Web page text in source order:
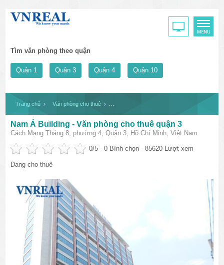
Tìm văn phòng theo quận
Quận 1 Quận 3 Quận 4 Quận 10
Trang chủ Văn phòng cho thuê
Nam Á Building - Văn phòng cho thuê quận 3
Cách Mạng Tháng 8, phường 4, Quận 3, Hồ Chí Minh, Việt Nam
0/5 -0 Bình chọn - 85620 Lượt xem
Đang cho thuê